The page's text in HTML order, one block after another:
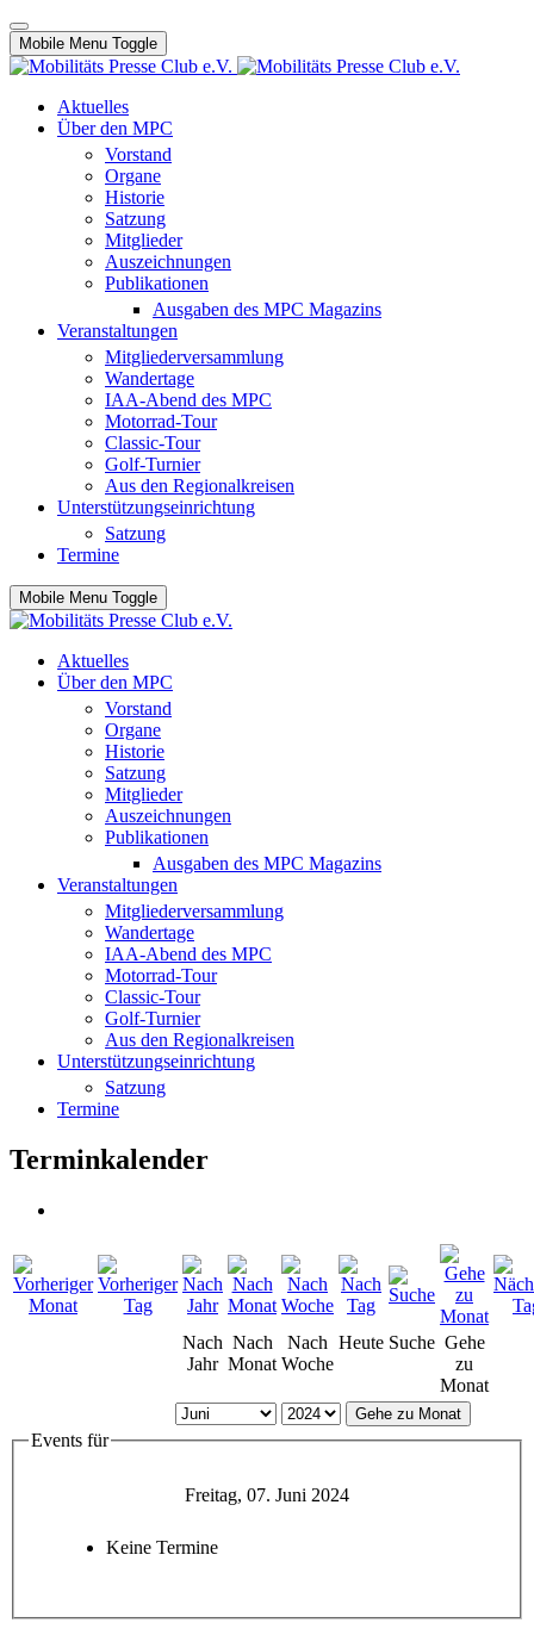
Mobile Menu Toggle
Aktuelles
Über den MPC
Vorstand
Organe
Historie
Satzung
Mitglieder
Auszeichnungen
Publikationen
Ausgaben des MPC Magazins
Veranstaltungen
Mitgliederversammlung
Wandertage
IAA-Abend des MPC
Motorrad-Tour
Classic-Tour
Golf-Turnier
Aus den Regionalkreisen
Unterstützungseinrichtung
Satzung
Termine
Mobile Menu Toggle
Aktuelles
Über den MPC
Vorstand
Organe
Historie
Satzung
Mitglieder
Auszeichnungen
Publikationen
Ausgaben des MPC Magazins
Veranstaltungen
Mitgliederversammlung
Wandertage
IAA-Abend des MPC
Motorrad-Tour
Classic-Tour
Golf-Turnier
Aus den Regionalkreisen
Unterstützungseinrichtung
Satzung
Termine
Terminkalender
Nach
Jahr
Nach
Monat
Nach
Woche
Heute Suche Gehe
zu
Monat
Gehe zu Monat
Events für
Freitag, 07. Juni 2024
Keine Termine